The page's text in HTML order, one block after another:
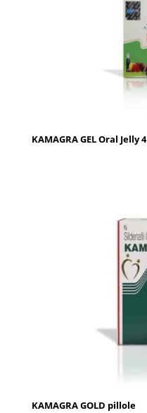
KAMAGRA GEL Oral Jelly 4
KAMAGRA GOLD pillole